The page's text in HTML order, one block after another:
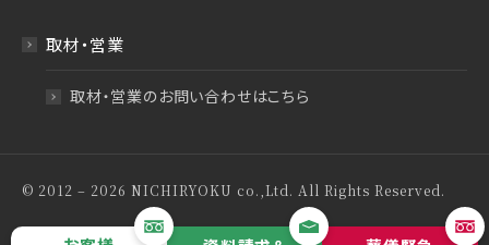
取材・営業
取材・営業のお問い合わせはこちら
© 2012 – 2026 NICHIRYOKU co.,Ltd. All Rights Reserved.